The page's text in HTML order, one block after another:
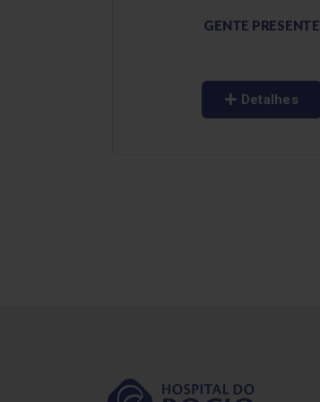
GENTE PRESENTE
Detalhes